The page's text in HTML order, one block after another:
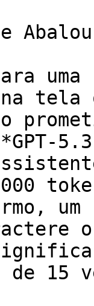
tela
15